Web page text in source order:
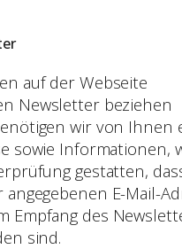
auf der Webseite
Newsletter beziehen
wir von Ihnen
sowie Informationen,
gestatten,
E-Mail-
Empfang des
sind.